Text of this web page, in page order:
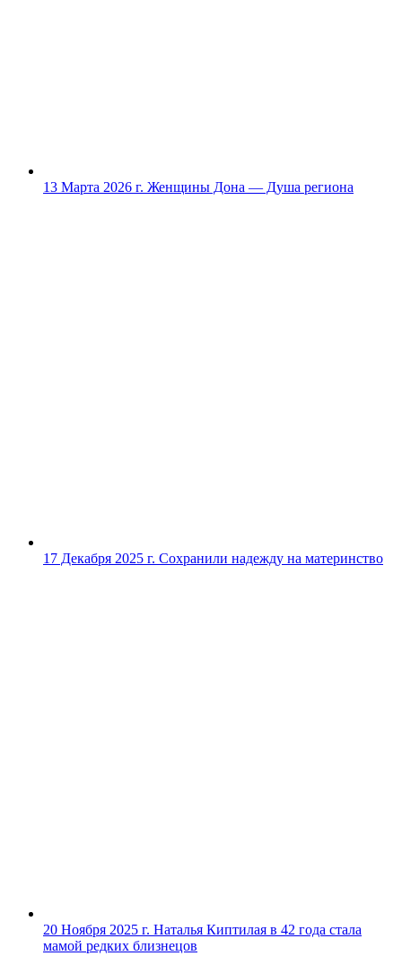
13 Марта 2026 г. Женщины Дона — Душа региона
17 Декабря 2025 г. Сохранили надежду на материнство
20 Ноября 2025 г. Наталья Киптилая в 42 года стала
мамой редких близнецов